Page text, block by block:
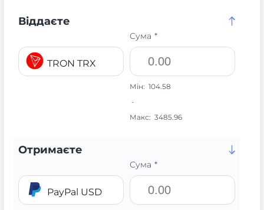
Віддаєте
TRON TRX
Сума *
Мін: 104.58
-
Макс: 3485.96
Отримаєте
PayPal USD
Сума *